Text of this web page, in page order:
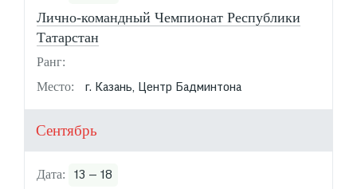
Лично-командный Чемпионат Республики
Татарстан
г. Казань, Центр Бадминтона
Сентябрь
13 — 18